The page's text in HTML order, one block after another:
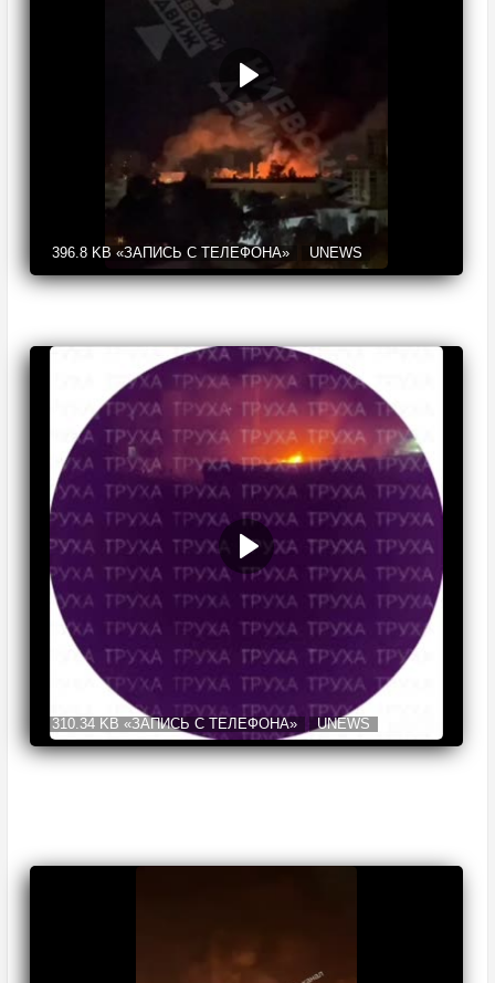
396.8 KB «ЗАПИСЬ С ТЕЛЕФОНА» UNEWS
310.34 KB «ЗАПИСЬ С ТЕЛЕФОНА» UNEWS